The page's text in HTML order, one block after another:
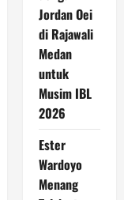
Jordan Oei
di Rajawali
Medan
untuk
Musim IBL
2026
Ester
Wardoyo
Menang